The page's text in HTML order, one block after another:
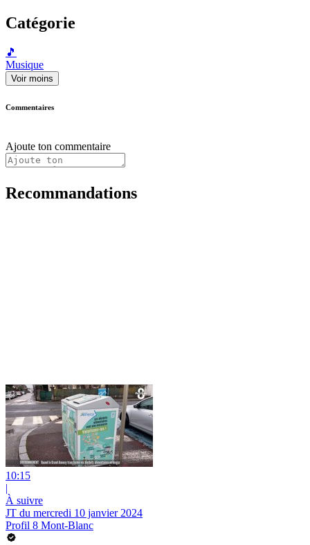
Catégorie
🎵
Musique
Voir moins
Commentaires
Ajoute ton commentaire
Recommandations
10:15
|
À suivre
JT du mercredi 10 janvier 2024
Profil 8 Mont-Blanc